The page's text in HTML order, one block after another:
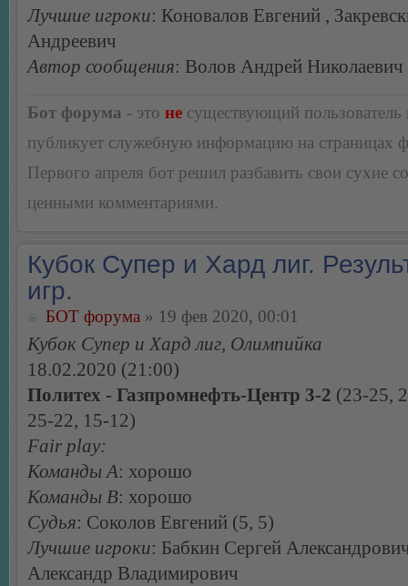
Лучшие игроки: Коновалов Евгений ,
Андреевич
Автор сообщения: Волов Андрей Николаевич
Бот форума - это не существующий пользователь
публикует служебную информацию на страницах
Первого апреля бот решил разбавить свои сухие
ценными комментариями.
Кубок Супер и Хард лиг.
игр.
БОТ форума » 19 фев 2020, 00:01
Кубок Супер и Хард лиг, Олимпийка
18.02.2020 (21:00)
Политех - Газпромнефть-Центр 3-2 (23-25,
25-22, 15-12)
Fair play:
Команды А: хорошо
Команды В: хорошо
Судья: Соколов Евгений (5, 5)
Лучшие игроки: Бабкин Сергей
Александр Владимирович